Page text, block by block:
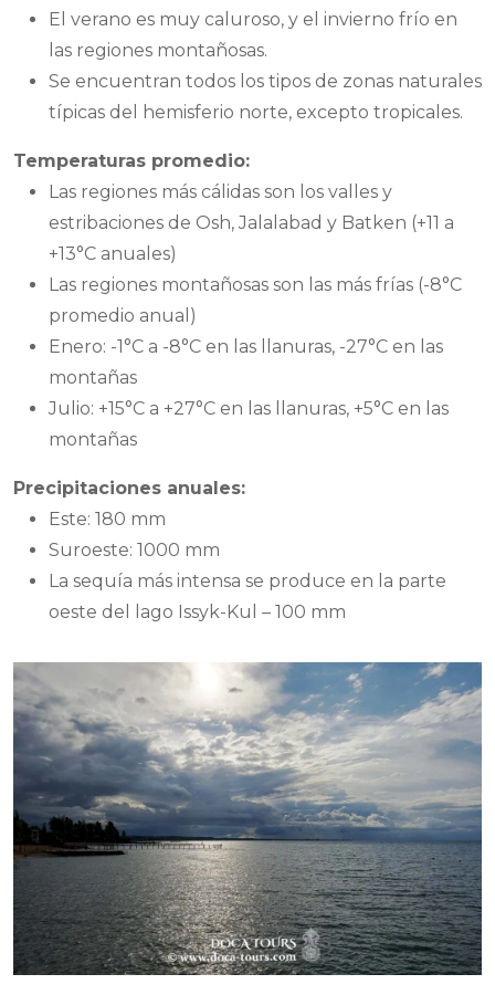
El verano es muy caluroso, y el invierno frío en
las regiones montañosas.
Se encuentran todos los tipos de zonas naturales
típicas del hemisferio norte, excepto tropicales.
Temperaturas promedio:
Las regiones más cálidas son los valles y
estribaciones de Osh, Jalalabad y Batken (+11 a
+13°C anuales)
Las regiones montañosas son las más frías (-8°C
promedio anual)
Enero: -1°C a -8°C en las llanuras, -27°C en las
montañas
Julio: +15°C a +27°C en las llanuras, +5°C en las
montañas
Precipitaciones anuales:
Este: 180 mm
Suroeste: 1000 mm
La sequía más intensa se produce en la parte
oeste del lago Issyk-Kul – 100 mm